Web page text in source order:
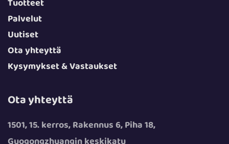
Tuotteet
Palvelut
Uutiset
Ota yhteyttä
Kysymykset & Vastaukset
Ota yhteyttä
1501, 15. kerros, Rakennus 6, Piha 18,